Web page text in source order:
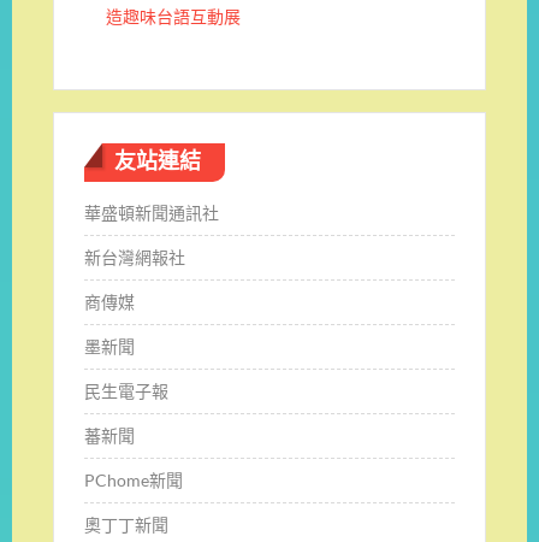
造趣味台語互動展
友站連結
華盛頓新聞通訊社
新台灣網報社
商傳媒
墨新聞
民生電子報
蕃新聞
PChome新聞
奧丁丁新聞